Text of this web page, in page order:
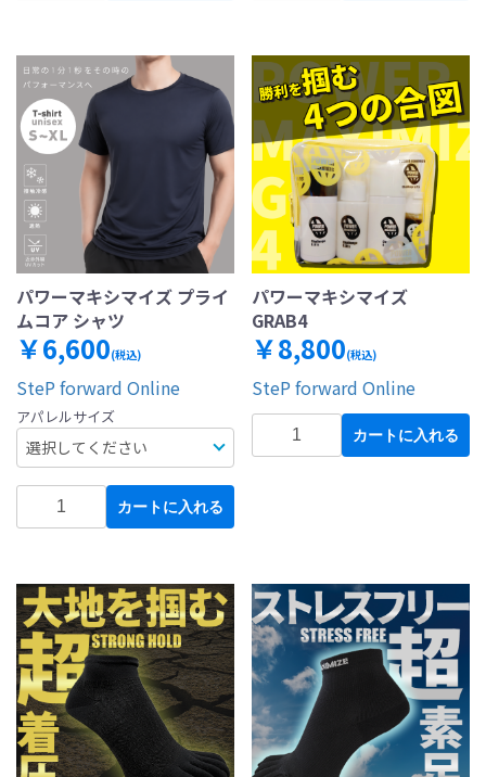
パワーマキシマイズ プライ
ムコア シャツ
￥6,600(税込)
SteP forward Online
アパレルサイズ
カートに入れる
パワーマキシマイズ
GRAB4
￥8,800(税込)
SteP forward Online
カートに入れる